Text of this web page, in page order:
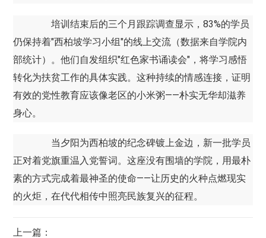
培训结束后的三个月跟踪调查显示，83%的学员
仍保持着"西柏坡学习小组"的线上交流（数据来自学院内
部统计）。他们自发组织"红色家书诵读会"，将学习感悟
转化为扶贫工作的具体实践。这种持续的情感连接，证明
有效的党性教育应该像老区的小米粥——朴实无华却滋养
身心。
当夕阳为西柏坡的纪念碑镀上金边，新一批学员
正对着党旗重温入党誓词。这座没有围墙的学院，用最朴
素的方式完成着最神圣的使命——让历史的火种点燃现实
的火炬，在代代相传中照亮民族复兴的征程。
上一篇：